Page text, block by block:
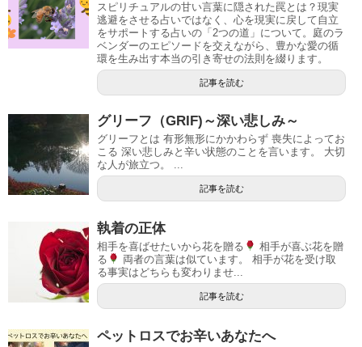
スピリチュアルの甘い言葉に隠された罠とは？現実
逃避をさせる占いではなく、心を現実に戻して自立
をサポートする占いの「2つの道」について。庭のラ
ベンダーのエピソードを交えながら、豊かな愛の循
環を生み出す本当の引き寄せの法則を綴ります。
記事を読む
グリーフ（GRIF)～深い悲しみ～
グリーフとは 有形無形にかかわらず 喪失によってお
こる 深い悲しみと辛い状態のことを言います。 大切
な人が旅立つ。 ...
記事を読む
執着の正体
相手を喜ばせたいから花を贈る
相手が喜ぶ花を贈
る
両者の言葉は似ています。 相手が花を受け取
る事実はどちらも変わりませ...
記事を読む
ペットロスでお辛いあなたへ